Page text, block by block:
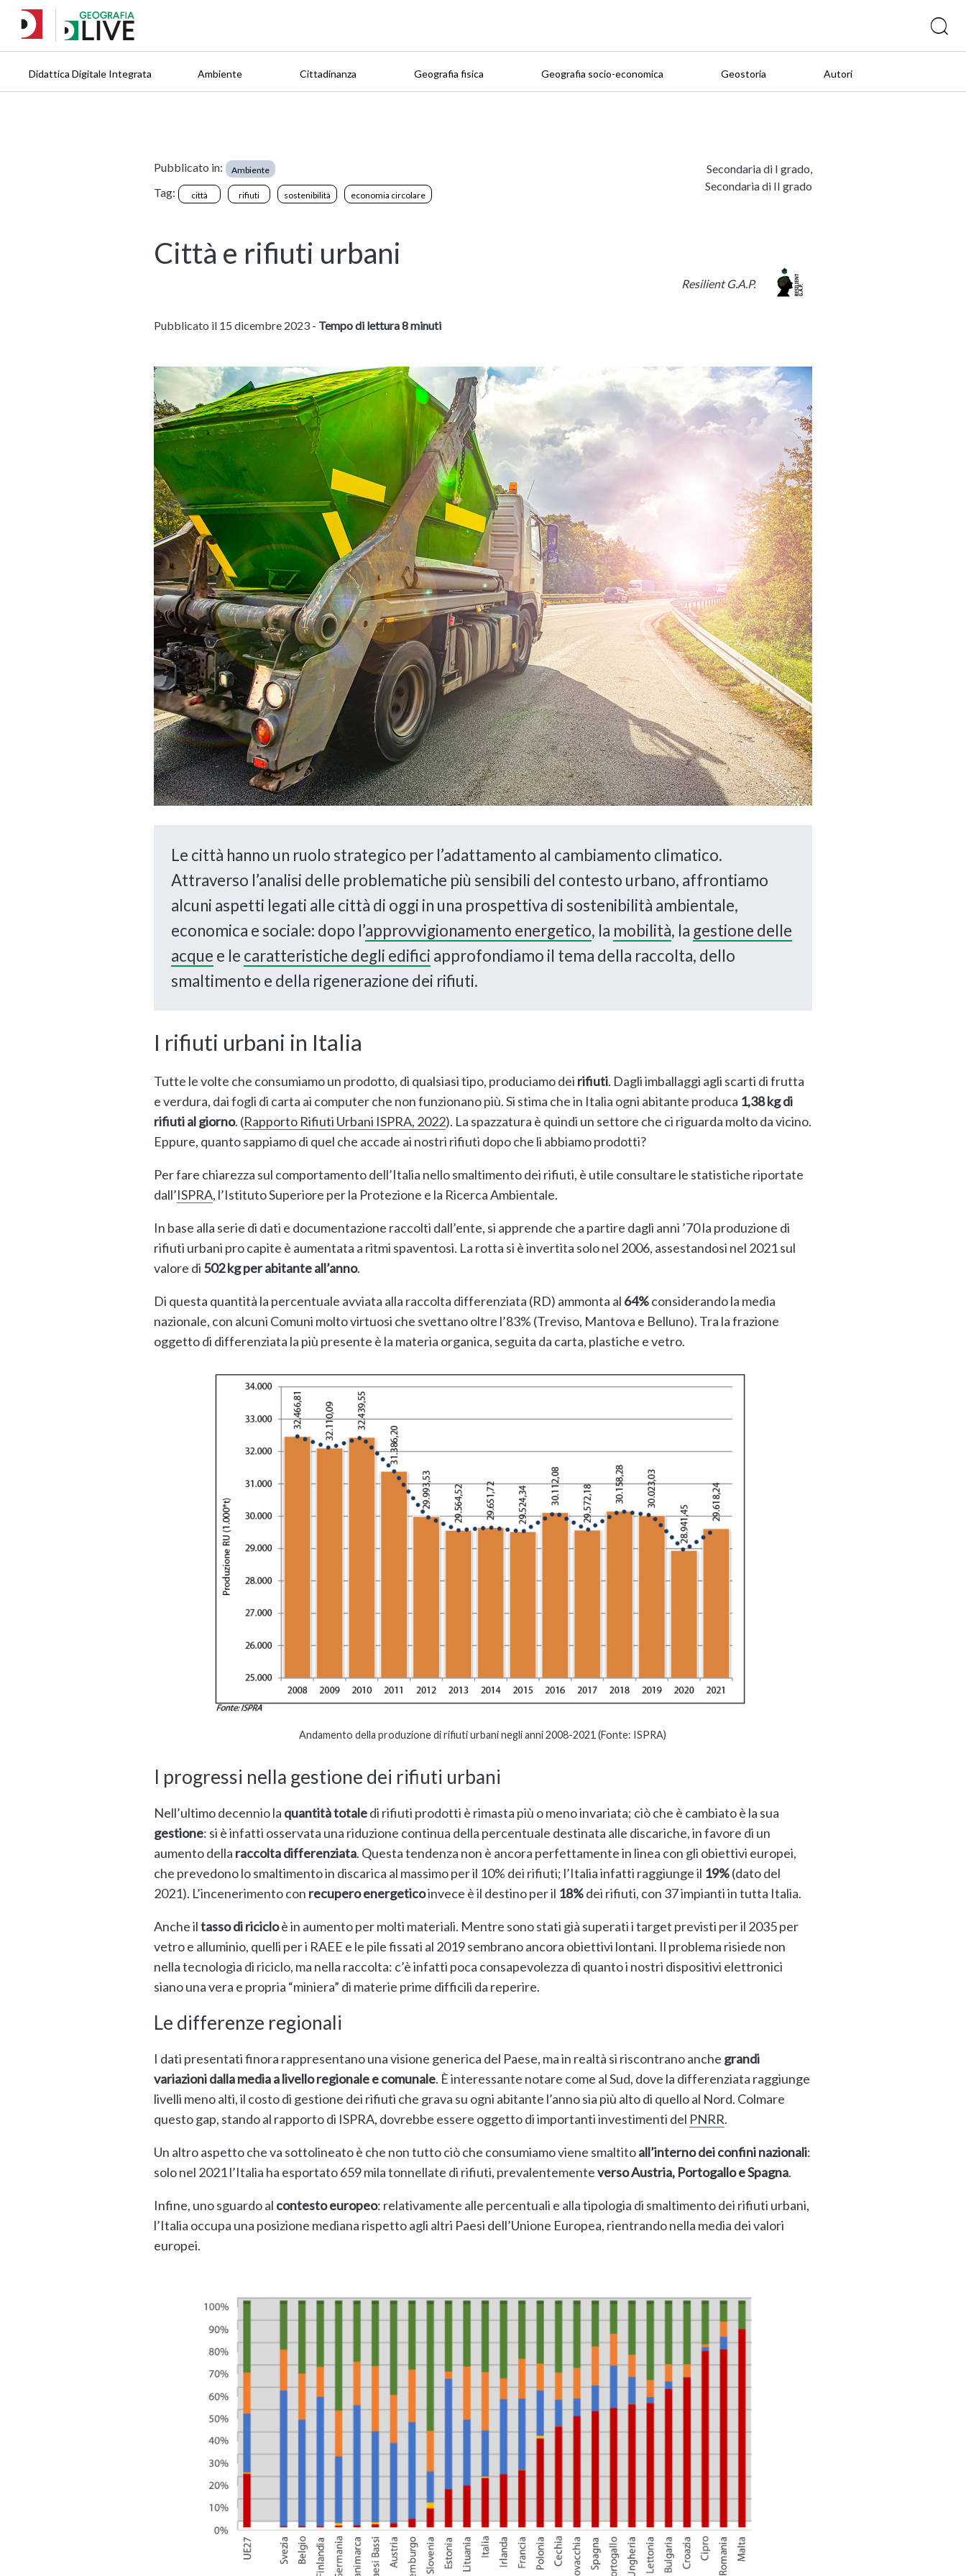
Didattica Digitale Integrata Ambiente Cittadinanza Geografia fisica Geografia socio-economica Geostoria Autori
Pubblicato in: Ambiente
Tag: città rifiuti sostenibilità economia circolare
Secondaria di I grado,
Secondaria di II grado
Città e rifiuti urbani
Resilient G.A.P.
Pubblicato il 15 dicembre 2023 - Tempo di lettura 8 minuti
Le città hanno un ruolo strategico per l’adattamento al cambiamento climatico.
Attraverso l’analisi delle problematiche più sensibili del contesto urbano, affrontiamo
alcuni aspetti legati alle città di oggi in una prospettiva di sostenibilità ambientale,
economica e sociale: dopo l’approvvigionamento energetico, la mobilità, la gestione delle
acque e le caratteristiche degli edifici approfondiamo il tema della raccolta, dello
smaltimento e della rigenerazione dei rifiuti.
I rifiuti urbani in Italia
Tutte le volte che consumiamo un prodotto, di qualsiasi tipo, produciamo dei rifiuti. Dagli imballaggi agli scarti di frutta
e verdura, dai fogli di carta ai computer che non funzionano più. Si stima che in Italia ogni abitante produca 1,38 kg di
rifiuti al giorno. (Rapporto Rifiuti Urbani ISPRA, 2022). La spazzatura è quindi un settore che ci riguarda molto da vicino.
Eppure, quanto sappiamo di quel che accade ai nostri rifiuti dopo che li abbiamo prodotti?
Per fare chiarezza sul comportamento dell’Italia nello smaltimento dei rifiuti, è utile consultare le statistiche riportate
dall’ISPRA, l’Istituto Superiore per la Protezione e la Ricerca Ambientale.
In base alla serie di dati e documentazione raccolti dall’ente, si apprende che a partire dagli anni ’70 la produzione di
rifiuti urbani pro capite è aumentata a ritmi spaventosi. La rotta si è invertita solo nel 2006, assestandosi nel 2021 sul
valore di 502 kg per abitante all’anno.
Di questa quantità la percentuale avviata alla raccolta differenziata (RD) ammonta al 64%considerando la media
nazionale, con alcuni Comuni molto virtuosi che svettano oltre l’83% (Treviso, Mantova e Belluno). Tra la frazione
oggetto di differenziata la più presente è la materia organica, seguita da carta, plastiche e vetro.
Andamento della produzione di rifiuti urbani negli anni 2008-2021 (Fonte: ISPRA)
I progressi nella gestione dei rifiuti urbani
Nell’ultimo decennio la quantità totaledi rifiuti prodotti è rimasta più o meno invariata; ciò che è cambiato è la sua
gestione: si è infatti osservata una riduzione continua della percentuale destinata alle discariche, in favore di un
aumento della raccolta differenziata. Questa tendenza non è ancora perfettamente in linea con gli obiettivi europei,
che prevedono lo smaltimento in discarica al massimo per il 10% dei rifiuti; l’Italia infatti raggiunge il 19%(dato del
2021). L’incenerimento con recupero energeticoinvece è il destino per il 18%dei rifiuti, con 37 impianti in tutta Italia.
Anche iltasso di ricicloè in aumento per molti materiali. Mentre sono stati già superati i target previsti per il 2035 per
vetro e alluminio, quelli per i RAEE e le pile fissati al 2019 sembrano ancora obiettivi lontani. Il problema risiede non
nella tecnologia di riciclo, ma nella raccolta: c’è infatti poca consapevolezza di quanto i nostri dispositivi elettronici
siano una vera e propria “miniera” di materie prime difficili da reperire.
Le differenze regionali
I dati presentati finora rappresentano una visione generica del Paese, ma in realtà si riscontrano anche grandi
variazioni dalla mediaa livello regionale e comunale. È interessante notare come al Sud, dove la differenziata raggiunge
livelli meno alti, il costo di gestione dei rifiuti che grava su ogni abitante l’anno sia più alto di quello al Nord. Colmare
questo gap, stando al rapporto di ISPRA, dovrebbe essere oggetto di importanti investimenti del PNRR.
Un altro aspetto che va sottolineato è che non tutto ciò che consumiamo viene smaltitoall’interno dei confini nazionali:
solo nel 2021 l’Italia ha esportato 659 mila tonnellate di rifiuti, prevalentementeverso Austria, Portogallo e Spagna.
Infine, uno sguardo al contesto europeo: relativamente alle percentuali e alla tipologia di smaltimento dei rifiuti urbani,
l’Italia occupa una posizione mediana rispetto agli altri Paesi dell’Unione Europea, rientrando nella media dei valori
europei.